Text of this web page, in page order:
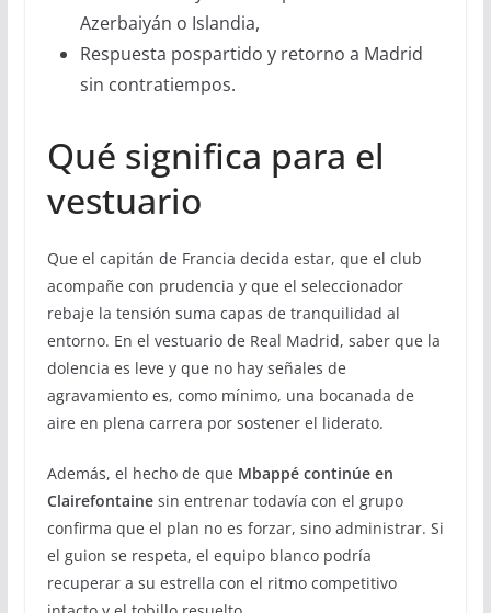
Azerbaiyán o Islandia,
Respuesta pospartido y retorno a Madrid
sin contratiempos.
Qué significa para el
vestuario
Que el capitán de Francia decida estar, que el club
acompañe con prudencia y que el seleccionador
rebaje la tensión suma capas de tranquilidad al
entorno. En el vestuario de Real Madrid, saber que la
dolencia es leve y que no hay señales de
agravamiento es, como mínimo, una bocanada de
aire en plena carrera por sostener el liderato.
Además, el hecho de que Mbappé continúe en
Clairefontainesin entrenar todavía con el grupo
confirma que el plan no es forzar, sino administrar. Si
el guion se respeta, el equipo blanco podría
recuperar a su estrella con el ritmo competitivo